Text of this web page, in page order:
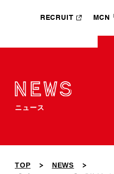
RECRUIT MCN
ニュース
TOP
NEWS